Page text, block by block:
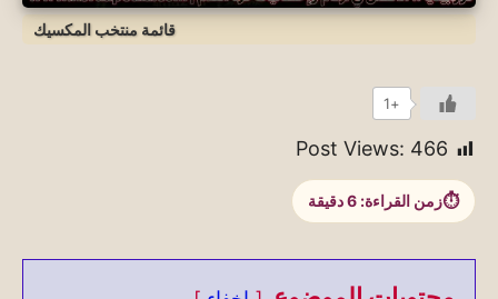
قائمة منتخب المكسيك
+1
Post Views: 466
زمن القراءة: 6دقيقة